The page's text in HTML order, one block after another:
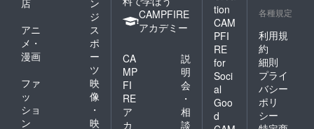
ジ
アニ
メ・
漫画
ス
ポ
ー
ツ
ファ
ッ
ショ
ン
映
像
・
映
CAMPFIRE
アカデミー
CA
MP
FI
RE
ア
カ
説
明
会
・
相
談
tion
CAM
PFI
RE
for
Soci
al
Goo
d
各種規定
利用規
約
細則
プライ
バシー
ポリ
シー